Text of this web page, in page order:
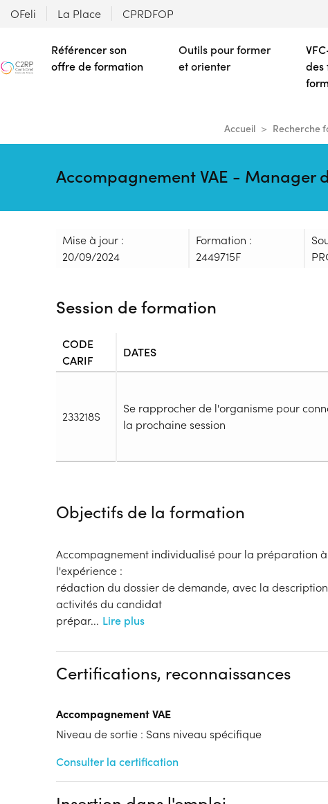
OFeli La Place CPRDFOP
Référencer son
offre de formation
Outils pour former
et orienter
des
Accueil Recherche
Accompagnement VAE - Manager
Mise à jour :
20/09/2024
Formation :
2449715F
Session de formation
CODE
CARIF
DATES
233218S
Se rapprocher de l'organisme pour
la prochaine session
Durée en centre :20h
Rythme :
En discontinu
Type de parcours :Parcours individualisé
Dispositif
Tarif :N.C.
Lieu de formation
À distance
Accueil sur le lieu de formation
Accès handicap :Pas d'accès handicap
Hébergement :Pas d'hébergement
Restauration :
Pas de restauration
Objectifs de la formation
Accompagnement individualisé pour la préparation
l'expérience :
rédaction du dossier de demande, avec la
activités du candidat
prépar... Lire plus
Certifications, reconnaissances
Accompagnement VAE
Niveau de sortie : Sans niveau spécifique
Consulter la certification